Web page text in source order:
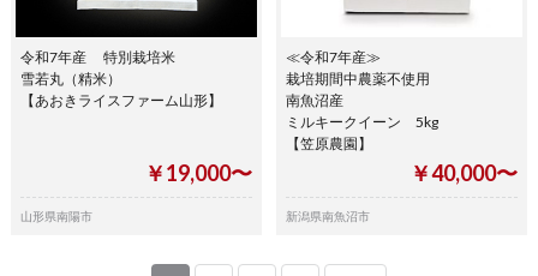
令和7年産 特別栽培米
雪若丸（精米）
【あおきライスファーム山形】
￥19,000〜
山形県南陽市
≪令和7年産≫
栽培期間中農薬不使用
南魚沼産
ミルキークイーン 5kg
【笠原農園】
￥40,000〜
新潟県南魚沼市